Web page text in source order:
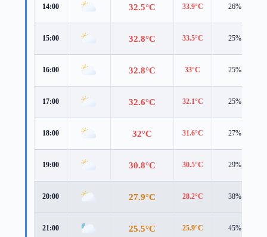
14:00 32.5°C 33.9°C 26%
15:00 32.8°C 33.5°C 25%
16:00 32.8°C 33°C 25%
17:00 32.6°C 32.1°C 25%
18:00 32°C 31.6°C 27%
19:00 30.8°C 30.5°C 29%
20:00 27.9°C 28.2°C 38%
21:00 25.5°C 25.9°C 45%